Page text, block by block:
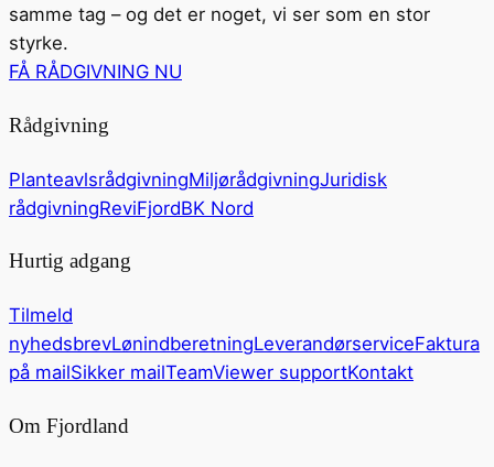
samme tag – og det er noget, vi ser som en stor
styrke.
FÅ RÅDGIVNING NU
Rådgivning
PlanteavlsrådgivningMiljørådgivningJuridisk
rådgivningReviFjordBK Nord
Hurtig adgang
Tilmeld
nyhedsbrevLønindberetningLeverandørserviceFaktura
på mailSikker mailTeamViewer supportKontakt
Om Fjordland